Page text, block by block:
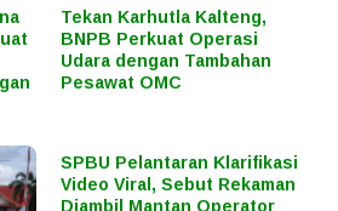
Tekan Karhutla Kalteng,
BNPB Perkuat Operasi
Udara dengan Tambahan
Pesawat OMC
SPBU Pelantaran Klarifikasi
Video Viral, Sebut Rekaman
Diambil Mantan Operator